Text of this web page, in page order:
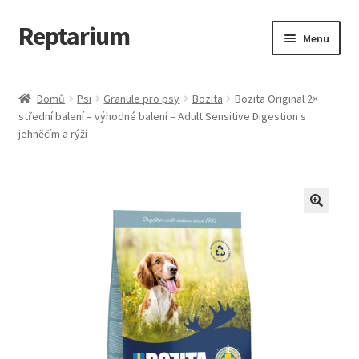
Přeskočit
na
Přejít
k
webu
Reptarium Menu
Košík
Domů Psi Granule pro psy Bozita
Bozita Original 2×
střední balení – výhodné balení – Adult Sensitive Digestion s
jehněčím a rýží